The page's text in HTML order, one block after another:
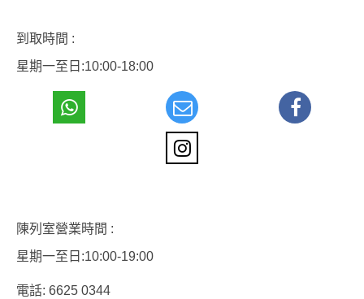
到取時間 :
星期一至日:10:00-18:00
陳列室營業時間 :
星期一至日:10:00-19:00
電話: 6625 0344